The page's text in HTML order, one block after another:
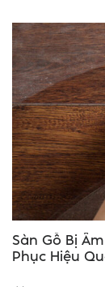
Sàn Gỗ Bị
Phục Hiệu